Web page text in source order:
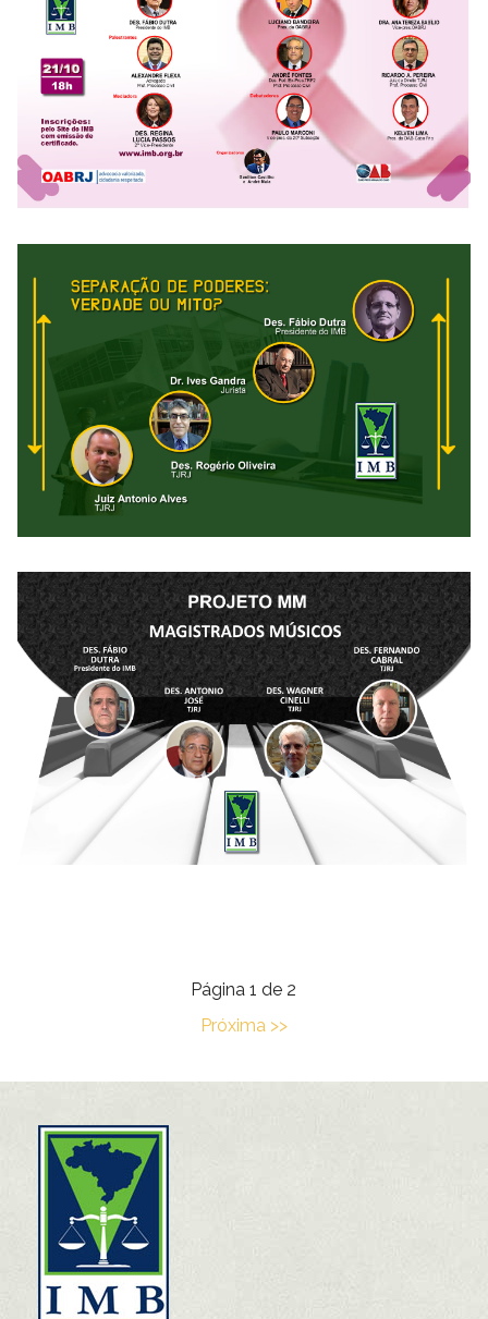
Página 1 de 2
Próxima >>